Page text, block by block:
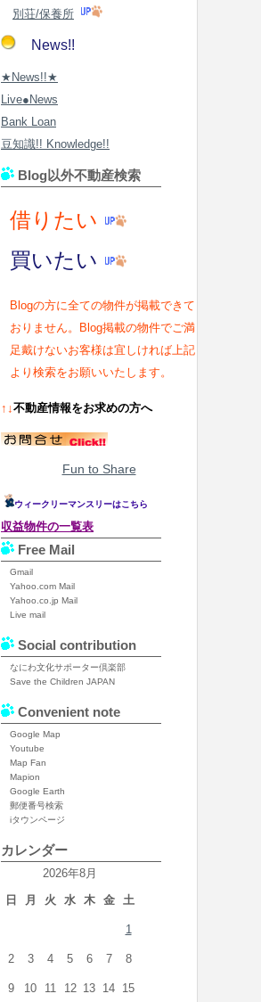
別荘/保養所
News!!
★News!!★
Live●News
Bank Loan
豆知識!! Knowledge!!
Blog以外不動産検索
借りたい
買いたい
Blogの方に全ての物件が掲載できて
おりません。Blog掲載の物件でご満
足戴けないお客様は宜しければ上記
より検索をお願いいたします。
↑↓不動産情報をお求めの方へ
Fun to Share
ウィークリーマンスリーはこちら
収益物件の一覧表
Free Mail
Gmail
Yahoo.com Mail
Yahoo.co.jp Mail
Live mail
Social contribution
なにわ文化サポーター倶楽部
Save the Children JAPAN
Convenient note
Google Map
Youtube
Map Fan
Mapion
Google Earth
郵便番号検索
iタウンページ
カレンダー
2026年8月
日
月 火 水 木 金 土
1
2 3 4 5 6 7 8
9 10 11 12 13 14 15